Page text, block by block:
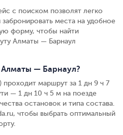
с поиском позволят легко
места на удобное
форму, чтобы найти
Алматы — Барнаул
Алматы — Барнаул?
маршрут за 1 дн 9 ч 7
— 1 дн 10 ч 5 м на поезде
остановок и типа состава.
чтобы выбрать оптимальный